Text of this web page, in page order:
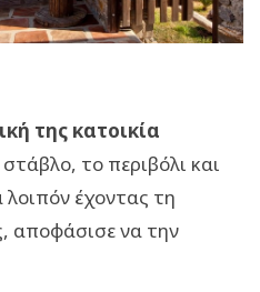
της κατοικία
το περιβόλι και
λοιπόν έχοντας τη
αποφάσισε να την